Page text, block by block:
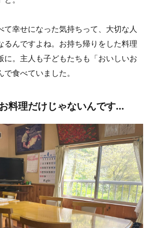
て幸せになった気持ちって、大切な人
るんですよね。お持ち帰りをした料理
に。主人も子どもたちも「おいしいお
食べていました。
料理だけじゃないんです…